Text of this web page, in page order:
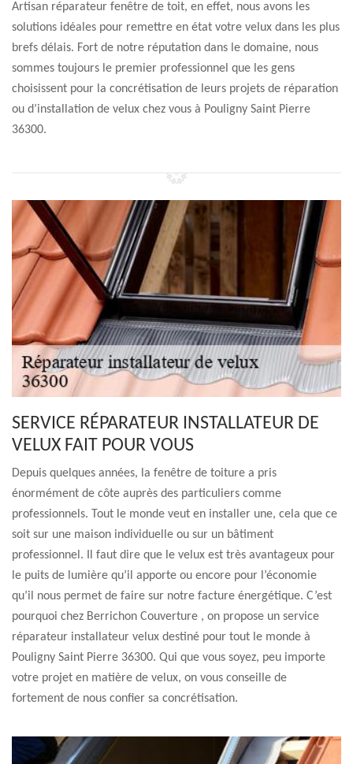
Artisan réparateur fenêtre de toit, en effet, nous avons les
solutions idéales pour remettre en état votre velux dans les plus
brefs délais. Fort de notre réputation dans le domaine, nous
sommes toujours le premier professionnel que les gens
choisissent pour la concrétisation de leurs projets de réparation
ou d’installation de velux chez vous à Pouligny Saint Pierre
36300.
SERVICE RÉPARATEUR INSTALLATEUR DE
VELUX FAIT POUR VOUS
Depuis quelques années, la fenêtre de toiture a pris
énormément de côte auprès des particuliers comme
professionnels. Tout le monde veut en installer une, cela que ce
soit sur une maison individuelle ou sur un bâtiment
professionnel. Il faut dire que le velux est très avantageux pour
le puits de lumière qu’il apporte ou encore pour l’économie
qu’il nous permet de faire sur notre facture énergétique. C’est
pourquoi chez Berrichon Couverture , on propose un service
réparateur installateur velux destiné pour tout le monde à
Pouligny Saint Pierre 36300. Qui que vous soyez, peu importe
votre projet en matière de velux, on vous conseille de
fortement de nous confier sa concrétisation.